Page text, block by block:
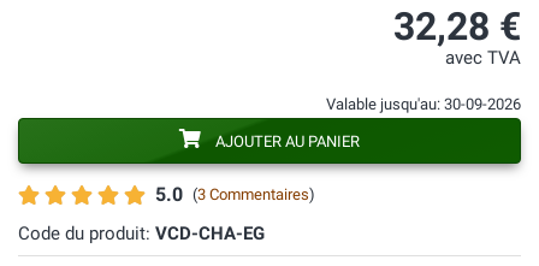
5.0 (3 Commentaires)
Code du produit: VCD-CHA-EG
32,28 €
avec TVA
Valable jusqu'au: 30-09-2026
AJOUTER AU PANIER